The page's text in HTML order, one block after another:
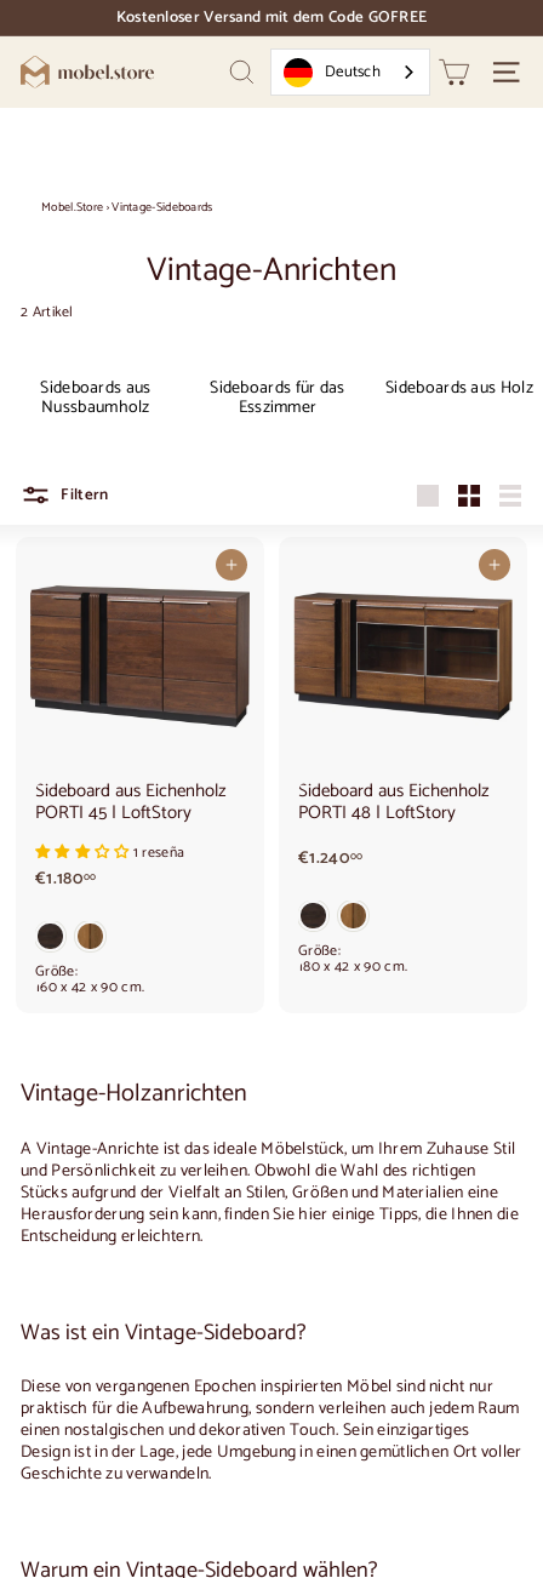
Inhalt Dias
Pause
Kostenloser Versand mit dem Code GOFREE
M
o
o
Suchen Deutsch
Mobel.Store›Vintage-Sideboards
Vintage-Anrichten
2 Artikel
Sideboards aus
Nussbaumholz
Sideboards für das
Esszimmer
Sideboards aus Holz
Filtern
Groß Klein Liste
In den Warenkorb legen
Sideboard aus Eichenholz
PORTI 45 | LoftStory
1 reseña
€1.18000€
.
1
0
Größe:
160 x 42 x 90 cm.
In den Warenkorb legen
Sideboard aus Eichenholz
PORTI 48 | LoftStory
€1.24000€
.
2
0
Größe:
180 x 42 x 90 cm.
Vintage-Holzanrichten
AVintage-Anrichteist das ideale Möbelstück, um Ihrem Zuhause Stil
und Persönlichkeit zu verleihen. Obwohl die Wahl des richtigen
Stücks aufgrund der Vielfalt an Stilen, Größen und Materialien eine
Herausforderung sein kann, finden Sie hier einige Tipps, die Ihnen die
Entscheidung erleichtern.
Was ist ein Vintage-Sideboard?
Diese von vergangenen Epochen inspirierten Möbel sind nicht nur
praktisch für die Aufbewahrung, sondern verleihen auch jedem Raum
einen nostalgischen und dekorativen Touch. Sein einzigartiges
Design ist in der Lage, jede Umgebung in einen gemütlichen Ort voller
Geschichte zu verwandeln.